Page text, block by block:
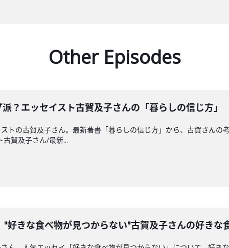
Other Episodes
？エッセイスト古賀及子さんの「暮らしの信じ方」
トの古賀及子さん。最新著書「暮らしの信じ方」から、古賀さんの
賀及子さん/最新...
好きな食べ物が見つからない"古賀及子さんの好きな